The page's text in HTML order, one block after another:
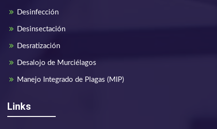
Desinfección
Desinsectación
Desratización
Desalojo de Murciélagos
Manejo Integrado de Plagas (MIP)
Links